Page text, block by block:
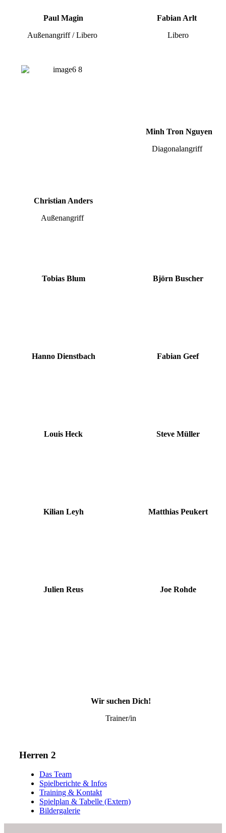
Paul Magin
Außenangriff / Libero
Fabian Arlt
Libero
Christian Anders
Außenangriff
Minh Tron Nguyen
Diagonalangriff
Tobias Blum Björn Buscher
Hanno Dienstbach Fabian Geef
Louis Heck Steve Müller
Kilian Leyh Matthias Peukert
Julien Reus Joe Rohde
Wir suchen Dich!
Trainer/in
Herren 2
Das Team
Spielberichte & Infos
Training & Kontakt
Spielplan & Tabelle (Extern)
Bildergalerie